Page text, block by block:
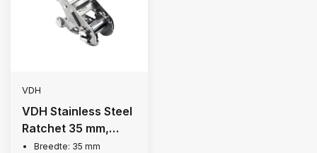
VDH
VDH Stainless Steel
Ratchet 35 mm,
3,000 kg
Breedte: 35 mm